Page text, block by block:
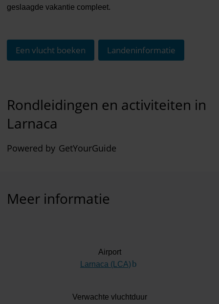
geslaagde vakantie compleet.
Een vlucht boeken Landeninformatie
Rondleidingen en activiteiten in
Larnaca
Powered by GetYourGuide
Meer informatie
Airport
Larnaca (LCA) (Link naar externe
Verwachte vluchtduur